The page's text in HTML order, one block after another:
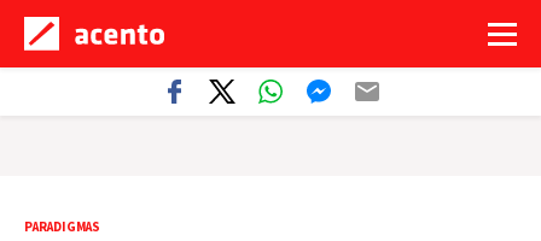
PARADIGMAS